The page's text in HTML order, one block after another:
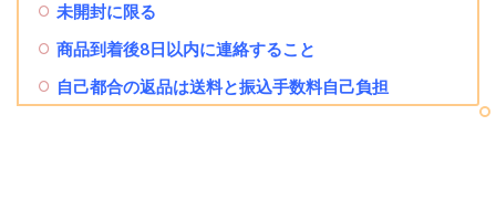
未開封に限る
商品到着後8日以内に連絡すること
自己都合の返品は送料と振込手数料自己負担